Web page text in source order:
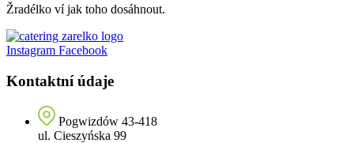
Žradélko ví jak toho dosáhnout.
Instagram Facebook
Kontaktní údaje
Pogwizdów 43-418
ul. Cieszyńska 99